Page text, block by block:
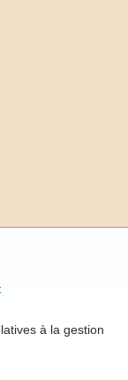
à la gestion